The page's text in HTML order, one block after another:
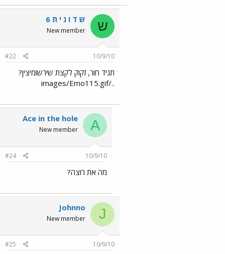
ש ש ד ו נ י ת 6
New member
10/9/10
#22
תגיד חור, זקוק לקצת שירשומיצין?
../images/Emo115.gif
A
Ace in the hole
New member
10/9/10
#24
מה את רוצה?
J
Johnno
New member
10/9/10
#25